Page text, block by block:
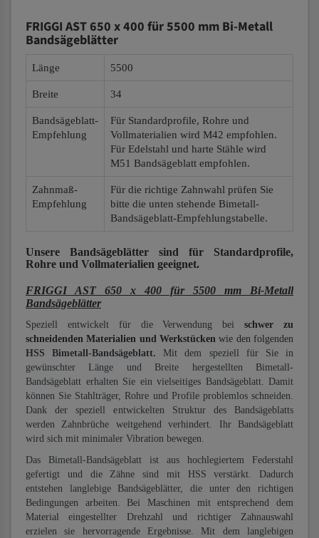
FRIGGI AST 650 x 400 für 5500 mm Bi-Metall
Bandsägeblätter
Länge 5500
Breite 34
Bandsägeblatt-
Empfehlung
Für Standardprofile, Rohre und
Vollmaterialien wird M42 empfohlen.
Für Edelstahl und harte Stähle wird
M51 Bandsägeblatt empfohlen.
Zahnmaß-
Empfehlung
Für die richtige Zahnwahl prüfen Sie
bitte die unten stehende Bimetall-
Bandsägeblatt-Empfehlungstabelle.
Unsere Bandsägeblätter sind für Standardprofile,
Rohre und Vollmaterialien geeignet.
FRIGGI AST 650 x 400 für 5500 mm Bi-Metall
Bandsägeblätter
Speziell entwickelt für die Verwendung beischwer zu
schneidenden Materialien und Werkstücken wie den folgenden
HSS Bimetall-Bandsägeblatt. Mit dem speziell für Sie in
gewünschter Länge und Breite hergestellten Bimetall-
Bandsägeblatt erhalten Sie ein vielseitiges Bandsägeblatt. Damit
können Sie Stahlträger, Rohre und Profile problemlos schneiden.
Dank der speziell entwickelten Struktur des Bandsägeblatts
werden Zahnbrüche weitgehend verhindert. Ihr Bandsägeblatt
wird sich mit minimaler Vibration bewegen.
Das Bimetall-Bandsägeblatt ist aus hochlegiertem Federstahl
gefertigt und die Zähne sind mit HSS verstärkt. Dadurch
entstehen langlebige Bandsägeblätter, die unter den richtigen
Bedingungen arbeiten. Bei Maschinen mit entsprechend dem
Material eingestellter Drehzahl und richtiger Zahnauswahl
erzielen sie hervorragende Ergebnisse. Mit dem langlebigen